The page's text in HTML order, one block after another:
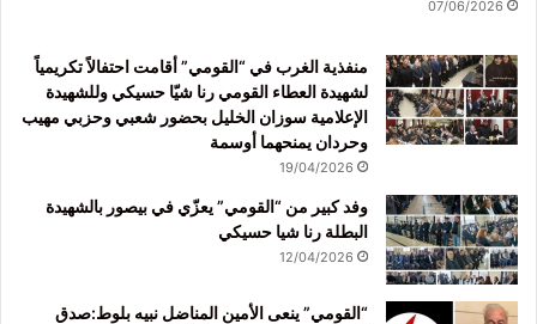
07/06/2026
منفذية الغرب في “القومي” أقامت احتفالاً تكريمياً
لشهيدة العطاء القومي رنا شيّا حسيكي وللشهيدة
الإعلامية سوزان الخليل بحضور شعبي وحزبي مهيب
وحردان يمنحهما أوسمة
19/04/2026
وفد كبير من “القومي” يعزّي في بيصور بالشهيدة
البطلة رنا شيا حسيكي
12/04/2026
“القومي” ينعى الأمين المناضل نبيه بلوط:صدق